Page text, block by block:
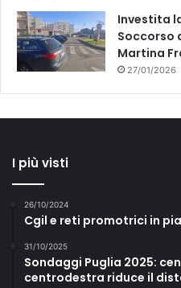
Investita
Soccorso
Martina
27/01/2026
I più visti
26/10/2024
Cgil e reti promotrici in
31/10/2025
Sondaggi Puglia 2025:
centrodestra riduce il